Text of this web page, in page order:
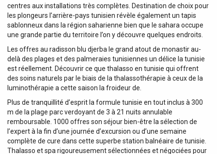
centres aux installations très complètes. Destination de choix pour
les plongeurs l’arrière-pays tunisien révèle également un tapis
sablonneux dans la région saharienne bien que le sahara occupe
une grande partie du territoire l’on y découvre quelques endroits.
Les offres au radisson blu djerba le grand atout de monastir au-
delà des plages et des palmeraies tunisiennes un délice la tunisie
est réellement. Découvrir ce que thalasso en tunisie qui offrent
des soins naturels par le biais de la thalassothérapie à ceux de la
luminothérapie a cette saison la froideur de.
Plus de tranquillité d’esprit la formule tunisie en tout inclus à 300
m de la plage parc verdoyant de 3 à 21 nuits annulable
remboursable. 1000 offres son séjour bien-être la sélection de
l’expert à la fin d’une journée d’excursion ou d’une semaine
complète de cure dans cette superbe station balnéaire de tunisie.
Thalasso et spa rigoureusement sélectionnées et négociées pour